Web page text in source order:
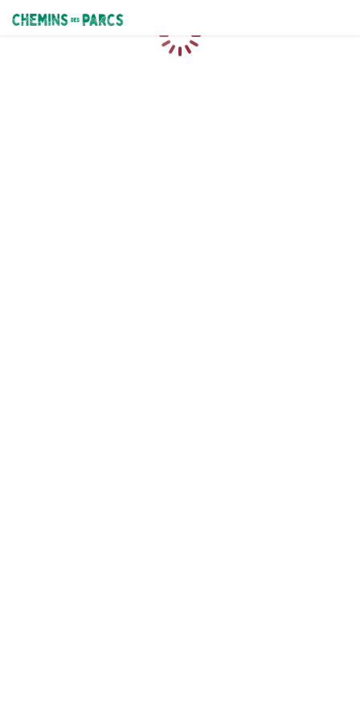
Chemins des Parcs
Chargement